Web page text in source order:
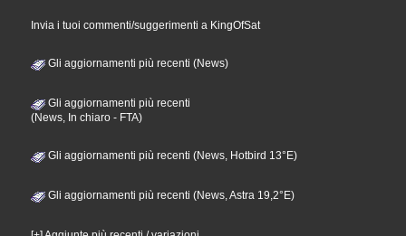
Invia i tuoi commenti/suggerimenti a KingOfSat
Gli aggiornamenti più recenti (News)
Gli aggiornamenti più recenti
(News, In chiaro - FTA)
Gli aggiornamenti più recenti (News, Hotbird 13°E)
Gli aggiornamenti più recenti (News, Astra 19,2°E)